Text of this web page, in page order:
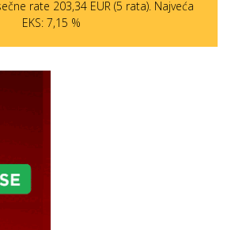
rate 203,34 EUR (5 rata). Najveća
EKS: 7,15 %